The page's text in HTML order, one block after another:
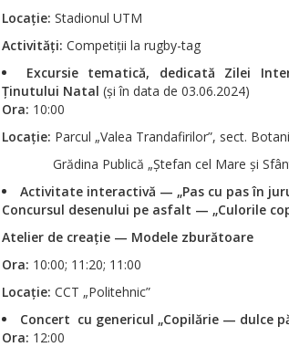
Locație: Stadionul UTM
Activități: Competiții la rugby-tag
Excursie tematică, dedicată Zilei
Ținutului Natal (și în data de 03.06.2024)
Ora: 10:00
Locație: Parcul „Valea Trandafirilor”, sect.
Grădina Publică „Ștefan cel Mare și
Activitate interactivă — „Pas cu pas în
Concursul desenului pe asfalt — „Culorile
Atelier de creație — Modele zburătoare
Ora: 10:00; 11:20; 11:00
Locație: CCT „Politehnic”
Concert cu genericul „Copilărie — dulce
Ora: 12:00